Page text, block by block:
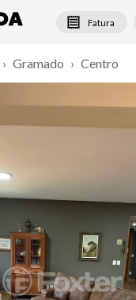
Fatura
› Gramado › Centro